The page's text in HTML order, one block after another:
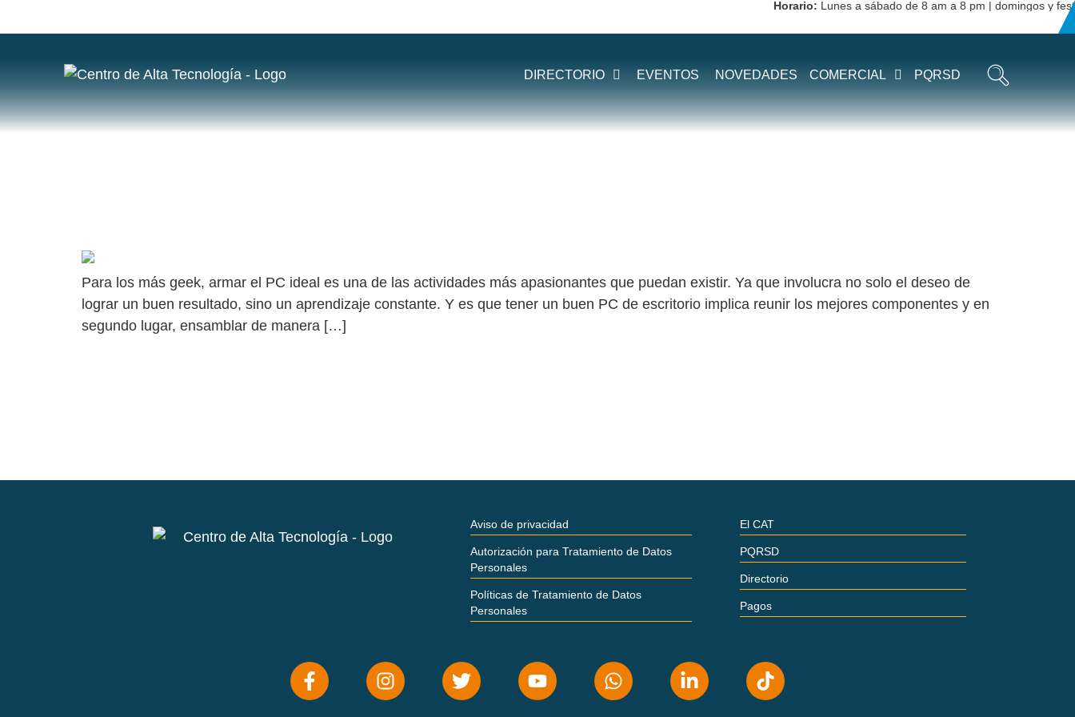
Horario:Lunes a sábado de 8 am a 8 pm | domingos y
DIRECTORIO EVENTOS NOVEDADES COMERCIAL PQRSD
ETIQUETA:COMPONENTES DE
CALIDAD
Para los más geek, armar el PC ideal es una de las actividades más apasionantes que puedan existir. Ya que involucra no solo el deseo de
lograr un buen resultado, sino un aprendizaje constante. Y es que tener un buen PC de escritorio implica reunir los mejores componentes y en
segundo lugar, ensamblar de manera […]
Aviso de privacidad
Autorización para Tratamiento de Datos
Personales
Políticas de Tratamiento de Datos
Personales
El CAT
PQRSD
Directorio
Pagos